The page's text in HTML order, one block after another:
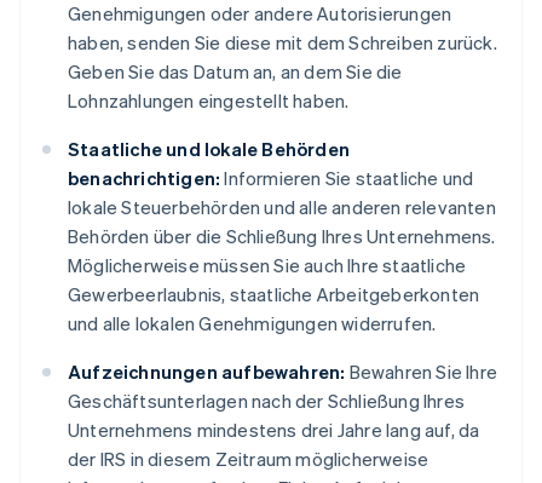
Genehmigungen oder andere Autorisierungen
haben, senden Sie diese mit dem Schreiben zurück.
Geben Sie das Datum an, an dem Sie die
Lohnzahlungen eingestellt haben.
Staatliche und lokale Behörden
benachrichtigen: Informieren Sie staatliche und
lokale Steuerbehörden und alle anderen relevanten
Behörden über die Schließung Ihres Unternehmens.
Möglicherweise müssen Sie auch Ihre staatliche
Gewerbeerlaubnis, staatliche Arbeitgeberkonten
und alle lokalen Genehmigungen widerrufen.
Aufzeichnungen aufbewahren: Bewahren Sie Ihre
Geschäftsunterlagen nach der Schließung Ihres
Unternehmens mindestens drei Jahre lang auf, da
der IRS in diesem Zeitraum möglicherweise